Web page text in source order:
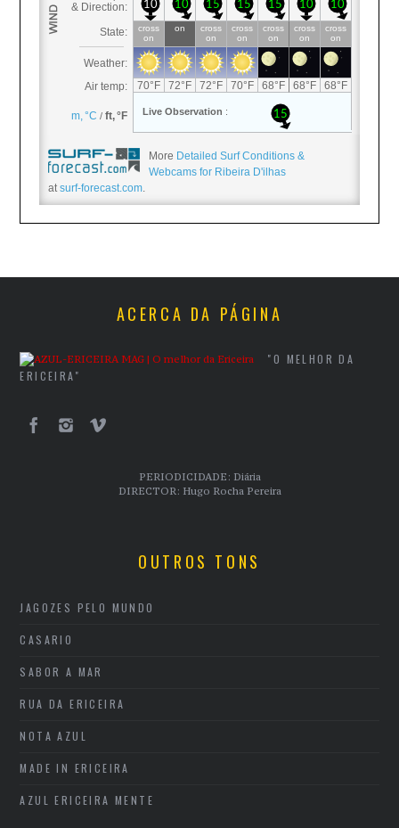
More Detailed Surf Conditions &
Webcams for Ribeira D'ilhas
atsurf-forecast.com.
ACERCA DA PÁGINA
"O MELHOR DA
ERICEIRA"
PERIODICIDADE: Diária
DIRECTOR: Hugo Rocha Pereira
OUTROS TONS
JAGOZES PELO MUNDO
CASARIO
SABOR A MAR
RUA DA ERICEIRA
NOTA AZUL
MADE IN ERICEIRA
AZUL ERICEIRA MENTE